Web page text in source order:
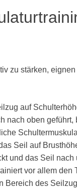
zu stärken,
auf
nach oben
Seil auf
und das Seil
vor allem den
Bereich des